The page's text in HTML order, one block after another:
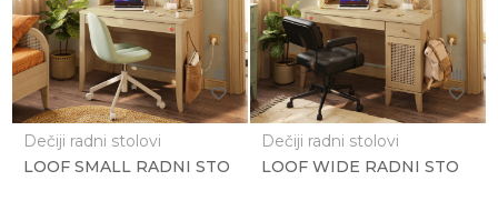
Dečiji radni stolovi
LOOF SMALL RADNI STO
Dečiji radni stolovi
LOOF WIDE RADNI STO